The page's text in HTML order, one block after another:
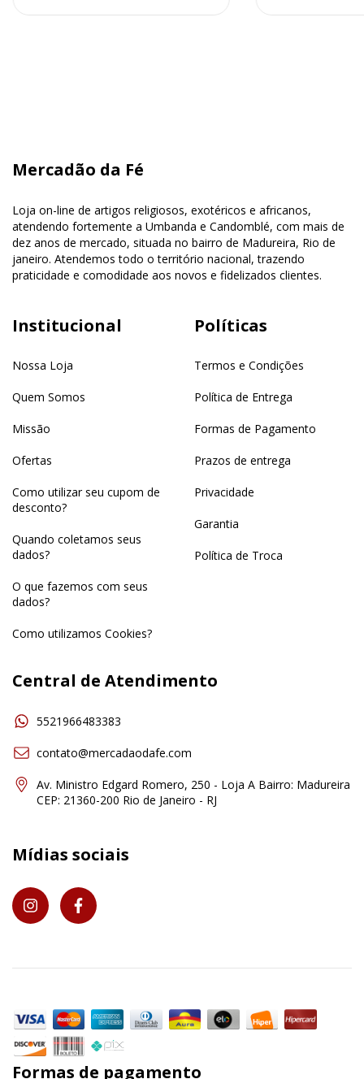
Mercadão da Fé
Loja on-line de artigos religiosos, exotéricos e africanos,
atendendo fortemente a Umbanda e Candomblé, com mais de
dez anos de mercado, situada no bairro de Madureira, Rio de
janeiro. Atendemos todo o território nacional, trazendo
praticidade e comodidade aos novos e fidelizados clientes.
Institucional
Nossa Loja
Quem Somos
Missão
Ofertas
Como utilizar seu cupom de
desconto?
Quando coletamos seus
dados?
O que fazemos com seus
dados?
Como utilizamos Cookies?
Políticas
Termos e Condições
Política de Entrega
Formas de Pagamento
Prazos de entrega
Privacidade
Garantia
Política de Troca
Central de Atendimento
5521966483383
contato@mercadaodafe.com
Av. Ministro Edgard Romero, 250 - Loja A Bairro: Madureira
CEP: 21360-200 Rio de Janeiro - RJ
Mídias sociais
Formas de pagamento